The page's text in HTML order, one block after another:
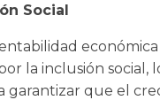
Social
la inclusión social,
garantizar que el